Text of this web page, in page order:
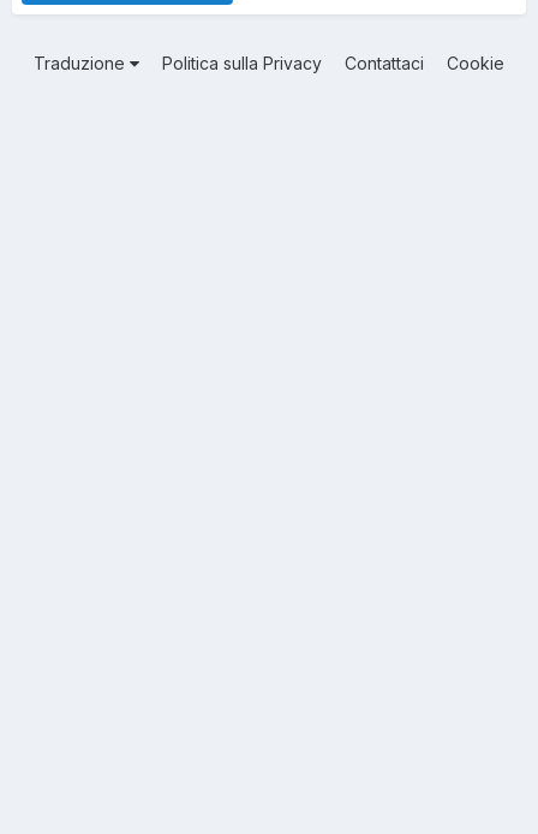
Traduzione Politica sulla Privacy Contattaci Cookie